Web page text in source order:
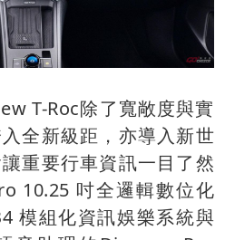
T-Roc除了寬敞度與實
全新級距，亦導入新世
重要行車資訊一目了然
10.25 吋全邏輯數位化
模組化資訊娛樂系統與